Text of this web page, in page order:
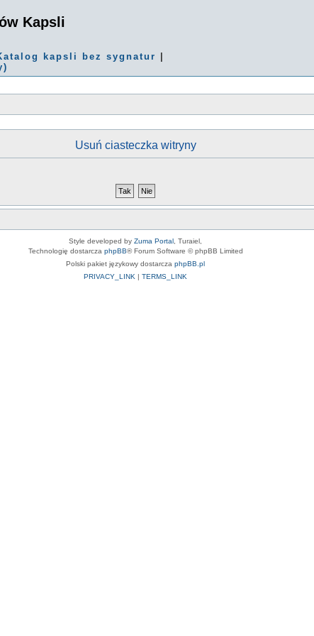
Kapsli
kapsli bez sygnatur
Usuń ciasteczka witryny
Style developed by Zuma Portal , Turaiel,
Technologię dostarcza phpBB® Forum Software © phpBB Limited
Polski pakiet językowy dostarcza phpBB.pl
PRIVACY_LINK | TERMS_LINK